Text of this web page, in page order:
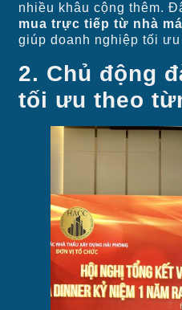
nhiều khâu cộng thêm.
mua trực tiếp từ nhà
giúp doanh nghiệp tối
2. Chủ động
tối ưu theo